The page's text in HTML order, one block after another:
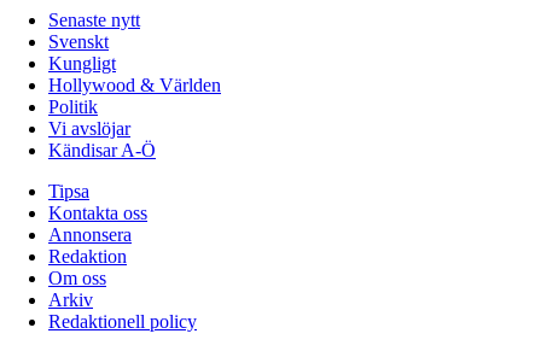
Senaste nytt
Svenskt
Kungligt
Hollywood & Världen
Politik
Vi avslöjar
Kändisar A-Ö
Tipsa
Kontakta oss
Annonsera
Redaktion
Om oss
Arkiv
Redaktionell policy